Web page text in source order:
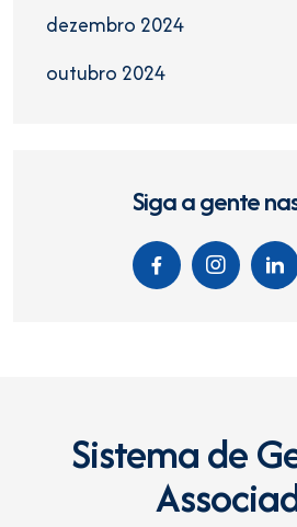
dezembro 2024
outubro 2024
Siga a gente
Sistema de